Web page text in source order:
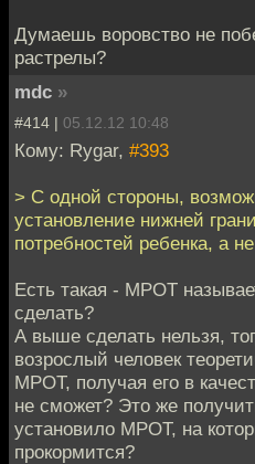
Думаешь воровство не
растрелы?
mdc »
#414 | 05.12.12 10:48
Кому: Rygar, #393
> С одной стороны,
установление нижней
потребностей ребенка, а
Есть такая - МРОТ
сделать?
А выше сделать нельзя,
возрослый человек
МРОТ, получая его в
не сможет? Это же
установило МРОТ, на
прокормится?